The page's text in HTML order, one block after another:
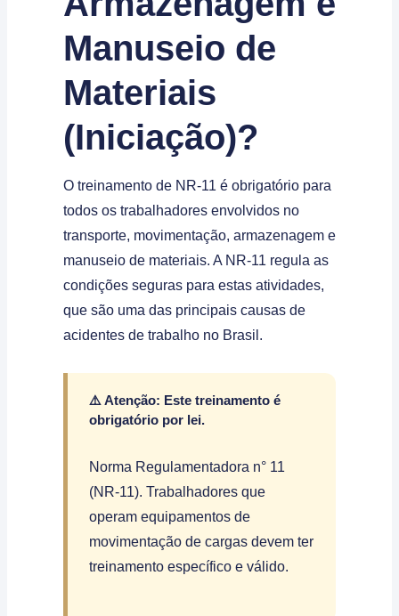
Manuseio de
Materiais
(Iniciação)?
O treinamento de NR-11 é obrigatório para
todos os trabalhadores envolvidos no
transporte, movimentação, armazenagem e
manuseio de materiais. A NR-11 regula as
condições seguras para estas atividades,
que são uma das principais causas de
acidentes de trabalho no Brasil.
⚠️ Atenção: Este treinamento é
obrigatório por lei.
Norma Regulamentadora n° 11
(NR-11). Trabalhadores que
operam equipamentos de
movimentação de cargas devem ter
treinamento específico e válido.